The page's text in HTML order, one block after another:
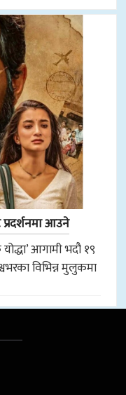
प्रदर्शनमा आउने
आगामी भदौ १९
विभिन्न मुलुकमा